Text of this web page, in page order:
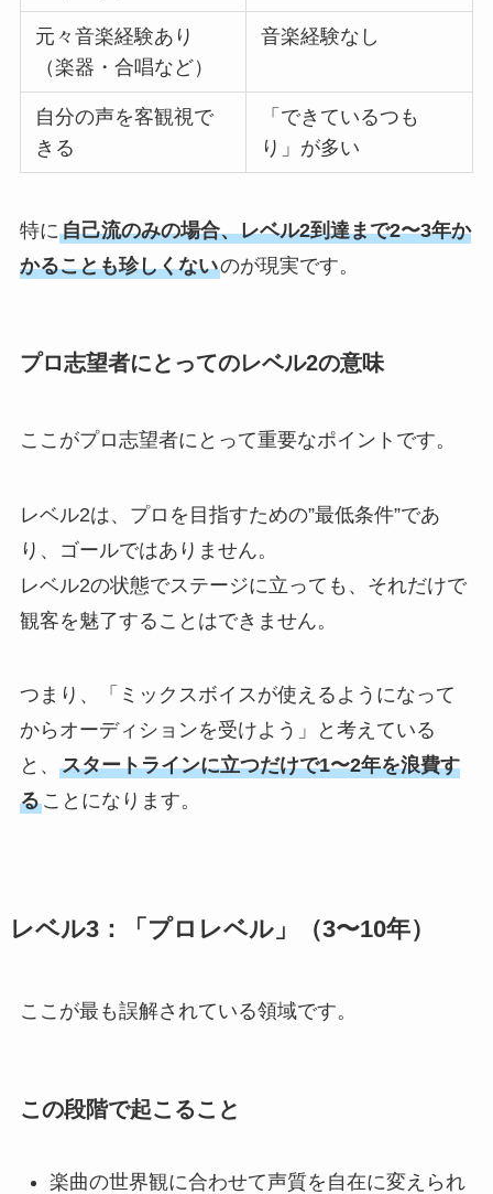
ABOUT
ARTISTS
VIDEO
AUDITION
元々音楽経験あり
（楽器・合唱など）
音楽経験なし
自分の声を客観視で
きる
「できているつも
り」が多い
特に自己流のみの場合、レベル2到達まで2〜3年か
かることも珍しくないのが現実です。
プロ志望者にとってのレベル2の意味
ここがプロ志望者にとって重要なポイントです。
レベル2は、プロを目指すための”最低条件”であ
り、ゴールではありません。
レベル2の状態でステージに立っても、それだけで
観客を魅了することはできません。
つまり、「ミックスボイスが使えるようになって
からオーディションを受けよう」と考えている
と、 スタートラインに立つだけで1〜2年を浪費す
ることになります。
レベル3：「プロレベル」（3〜10年）
ここが最も誤解されている領域です。
この段階で起こること
楽曲の世界観に合わせて声質を自在に変えられ